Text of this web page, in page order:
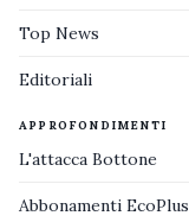
Top News
Editoriali
APPROFONDIMENTI
L'attacca Bottone
Abbonamenti EcoPlus